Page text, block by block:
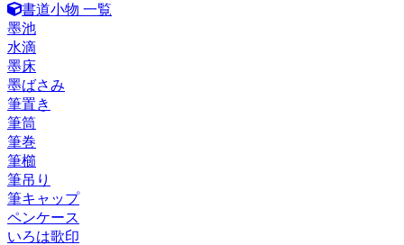
書道小物 一覧
墨池
水滴
墨床
墨ばさみ
筆置き
筆筒
筆巻
筆櫛
筆吊り
筆キャップ
ペンケース
いろは歌印